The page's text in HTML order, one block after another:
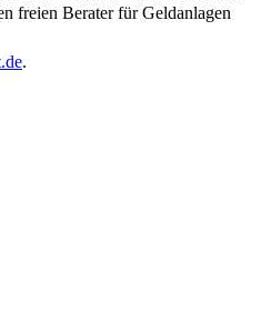
freien Berater für Geldanlagen
.